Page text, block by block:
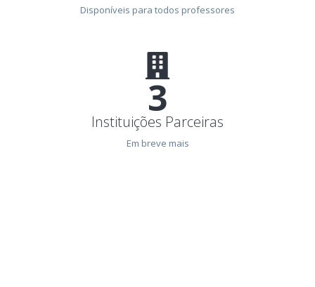
Número de Exercícios
3
Instituições Parceiras